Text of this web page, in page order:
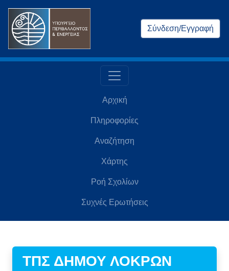
Σύνδεση/Εγγραφή
Αρχική
Πληροφορίες
Αναζήτηση
Χάρτης
Ροή Σχολίων
Συχνές Ερωτήσεις
ΤΠΣ ΔΗΜΟΥ ΛΟΚΡΩΝ